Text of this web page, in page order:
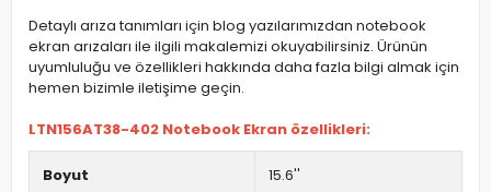
Detaylı arıza tanımları için blog yazılarımızdan notebook
ekran arızaları ile ilgili makalemizi okuyabilirsiniz. Ürünün
uyumluluğu ve özellikleri hakkında daha fazla bilgi almak için
hemen bizimle iletişime geçin.
LTN156AT38-402 Notebook Ekran özellikleri:
Boyut 15.6''